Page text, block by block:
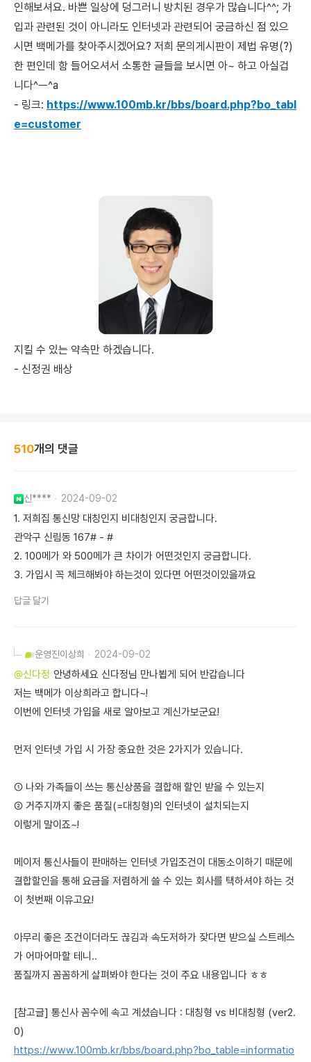
인해보셔요. 바쁜 일상에 덩그러니 방치된 경우가 많습니다^^; 가
입과 관련된 것이 아니라도 인터넷과 관련되어 궁금하신 점 있으
시면 백메가를 찾아주시겠어요? 저희 문의게시판이 제법 유명(?)
한 편인데 함 들어오셔서 소통한 글들을 보시면 아~ 하고 아실겁
니다^ㅡ^a
- 링크: https://www.100mb.kr/bbs/board.php?bo_tabl
e=customer
지킬 수 있는 약속만 하겠습니다.
- 신정권 배상
510개의 댓글
신**** 2024-09-02
1. 저희집 통신망 대칭인지 비대칭인지 궁금합니다.
관악구 신림동 167# - #
2. 100메가 와 500메가 큰 차이가 어떤것인지 궁금합니다.
3. 가입시 꼭 체크해봐야 하는것이 있다면 어떤것이있을까요
답글 달기
운영진이상희 2024-09-02
@신다정 안녕하세요 신다정님 만나뵙게 되어 반갑습니다
저는 백메가 이상희라고 합니다~!
이번에 인터넷 가입을 새로 알아보고 계신가보군요!
먼저 인터넷 가입 시 가장 중요한 것은 2가지가 있습니다.
① 나와 가족들이 쓰는 통신상품을 결합해 할인 받을 수 있는지
② 거주지까지 좋은 품질(=대칭형)의 인터넷이 설치되는지
이렇게 말이죠~!
메이저 통신사들이 판매하는 인터넷 가입조건이 대동소이하기 때문에
결합할인을 통해 요금을 저렴하게 쓸 수 있는 회사를 택하셔야 하는 것
이 첫번째 이유고요!
아무리 좋은 조건이더라도 끊김과 속도저하가 잦다면 받으실 스트레스
가 어마어마할 테니..
품질까지 꼼꼼하게 살펴봐야 한다는 것이 주요 내용입니다 ㅎㅎ
[참고글] 통신사 꼼수에 속고 계셨습니다 : 대칭형 vs 비대칭형 (ver2.
0)
https://www.100mb.kr/bbs/board.php?bo_table=informatio